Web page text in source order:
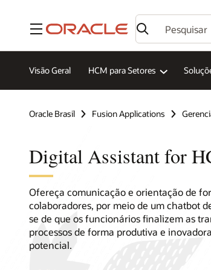
Menu
Visão Geral HCM para Setores
Oracle Brasil Fusion Applications
Digital Assistant for
Ofereça comunicação e orientação de
colaboradores, por meio de um chatbot
se de que os funcionários finalizem as
processos de forma produtiva e
potencial.